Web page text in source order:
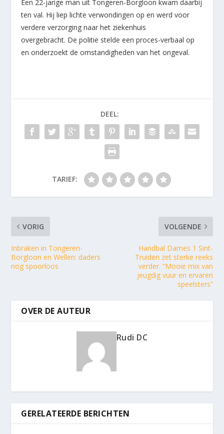
Een 22-jarige man uit Tongeren-Borgloon kwam daarbij
ten val. Hij liep lichte verwondingen op en werd voor
verdere verzorging naar het ziekenhuis
overgebracht. De politie stelde een proces-verbaal op
en onderzoekt de omstandigheden van het ongeval.
DEEL:
TARIEF:
VORIG
Inbraken in Tongeren-
Borgloon en Wellen: daders
nog spoorloos
VOLGENDE
Handbal Dames 1 Sint-
Truiden zet sterke reeks
verder. “Mooie mix van
jeugdig vuur en ervaren
speelsters”
OVER DE AUTEUR
Rudi DC
GERELATEERDE BERICHTEN